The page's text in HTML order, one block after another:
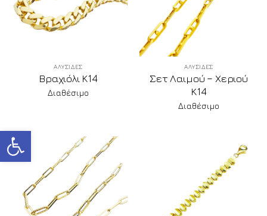
Ανοίξτε τη γραμμή εργαλείων
ΑΛΥΣΙΔΕΣ
Βραχιόλι Κ14
Διαθέσιμο
ΑΛΥΣΙΔΕΣ
Σετ Λαιμού – Χεριού
Κ14
Διαθέσιμο